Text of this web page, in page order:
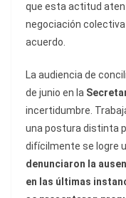
que esta actitud
negociación
acuerdo.
La audiencia de
de junio en la
incertidumbre.
una postura distinta
difícilmente se logre
denunciaron la
en las últimas